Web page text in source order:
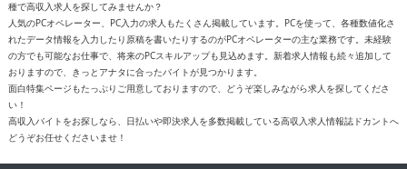
種で高収入求人を探してみませんか？
人気のPCオペレーター、PC入力の求人もたくさん掲載しています。PCを使って、各種数値化さ
れたデータ情報を入力したり原稿を書いたりするのがPCオペレーターの主な業務です。未経験
の方でも可能なお仕事で、将来のPCスキルアップも見込めます。新着求人情報も続々追加して
おりますので、きっとアナタに合ったバイトが見つかります。
面白特集ページもたっぷりご用意しておりますので、どうぞ楽しみながら求人を探してくださ
い！
高収入バイトをお探しなら、日払いや即決求人を多数掲載している高収入求人情報誌ドカントへ
どうぞお任せくださいませ！